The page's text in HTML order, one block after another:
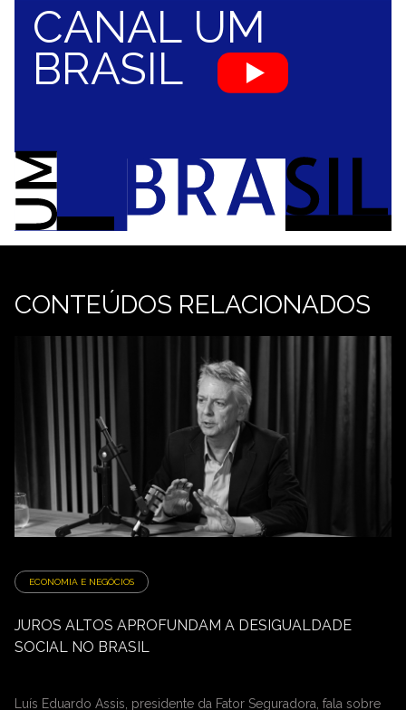
CANAL UM
BRASIL
CONTEÚDOS RELACIONADOS
ECONOMIA E NEGÓCIOS
JUROS ALTOS APROFUNDAM A DESIGUALDADE
SOCIAL NO BRASIL
Luís Eduardo Assis, presidente da Fator Seguradora, fala sobre